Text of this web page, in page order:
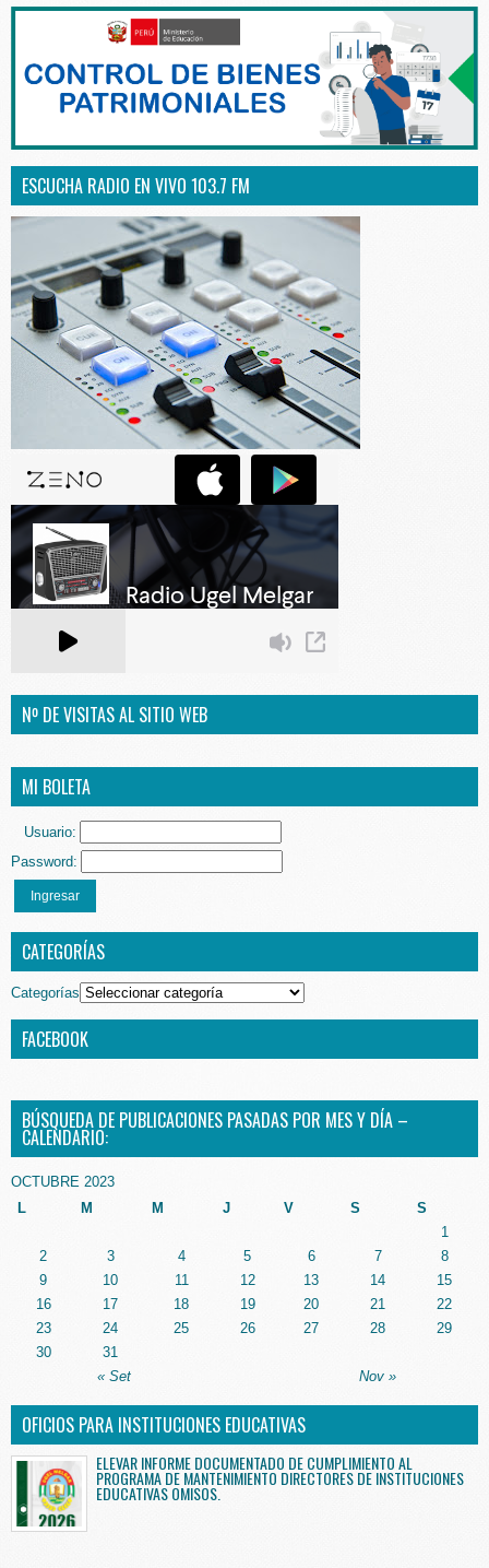
ESCUCHA RADIO EN VIVO 103.7 FM
Nº DE VISITAS AL SITIO WEB
MI BOLETA
Usuario:
Password:
Ingresar
CATEGORÍAS
Categorías
FACEBOOK
BÚSQUEDA DE PUBLICACIONES PASADAS POR MES Y DÍA –
CALENDARIO:
OCTUBRE 2023
L
M M J V S S
« Set Nov »
1
2
3 4 5 6 7
8
9
10 11 12 13 14
15
16
17 18 19 20 21
22
23
24 25 26 27 28
29
30
31
OFICIOS PARA INSTITUCIONES EDUCATIVAS
ELEVAR INFORME DOCUMENTADO DE CUMPLIMIENTO AL
PROGRAMA DE MANTENIMIENTO DIRECTORES DE INSTITUCIONES
EDUCATIVAS OMISOS.